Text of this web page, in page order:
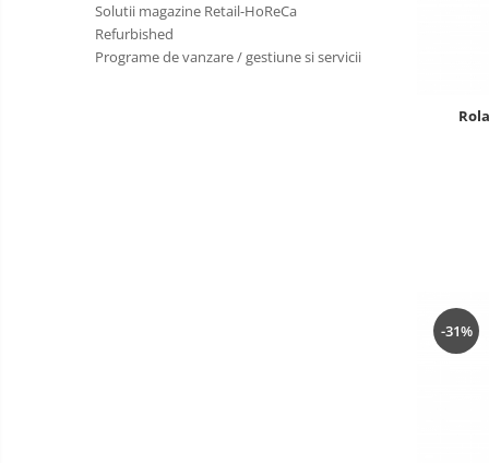
Cantar de verificare
Cantar cu numarare
Solutii magazine Retail-HoReCa
Refurbished
Programe de vanzare / gestiune si servicii
-31%